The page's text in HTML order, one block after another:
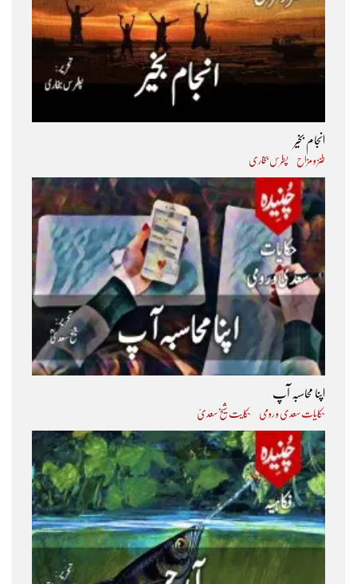
انجام بخیر
طنز و مزاح پطرس بخاری
اپنا محاسبہ آپ
حکایات سعدی و رومی حکایت شیخ سعدیؒ